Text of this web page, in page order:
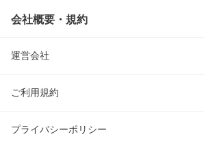
会社概要・規約
運営会社
ご利用規約
プライバシーポリシー